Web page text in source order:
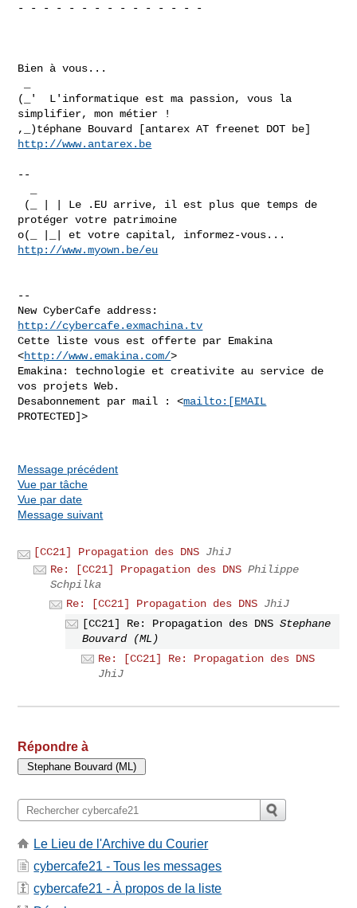
- - - - - - - - - - - - - - -
Bien à vous...
(_'  L'informatique est ma passion, vous la
simplifier, mon métier !
http://www.antarex.be
--
protéger votre patrimoine
http://www.myown.be/eu
--
http://cybercafe.exmachina.tv
Cette liste vous est offerte par Emakina
<http://www.emakina.com/>
Emakina: technologie et creativite au service de
vos projets Web.
Desabonnement par mail : <mailto:[EMAIL
PROTECTED]>
Message précédent
Vue par tâche
Vue par date
Message suivant
[CC21] Propagation des DNS JhiJ
Re: [CC21] Propagation des DNS Philippe
Schpilka
Re: [CC21] Propagation des DNS JhiJ
[CC21] Re: Propagation des DNS Stephane
Bouvard (ML)
Re: [CC21] Re: Propagation des DNS
JhiJ
Répondre à
Le Lieu de l'Archive du Courier
cybercafe21 - Tous les messages
cybercafe21 - À propos de la liste